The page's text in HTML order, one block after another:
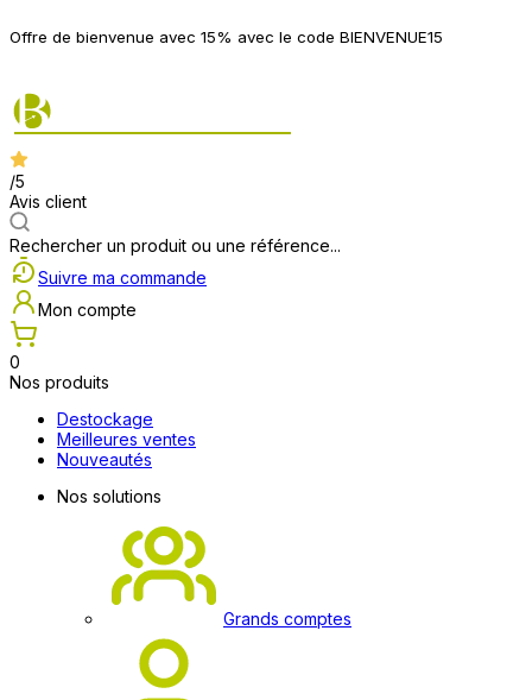
Offre de bienvenue avec 15% avec le code BIENVENUE15
/5
Avis client
Rechercher un produit ou une référence...
Suivre ma commande
Mon compte
0
Nos produits
Destockage
Meilleures ventes
Nouveautés
Nos solutions
Grands comptes